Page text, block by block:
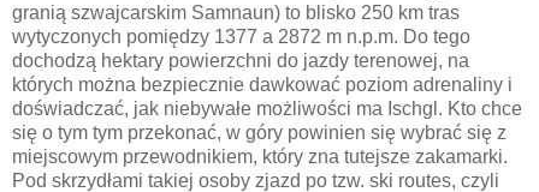
granią szwajcarskim Samnaun) to blisko 250 km tras
wytyczonych pomiędzy 1377 a 2872 m n.p.m. Do tego
dochodzą hektary powierzchni do jazdy terenowej, na
których można bezpiecznie dawkować poziom adrenaliny i
doświadczać, jak niebywałe możliwości ma Ischgl. Kto chce
się o tym tym przekonać, w góry powinien się wybrać się z
miejscowym przewodnikiem, który zna tutejsze zakamarki.
Pod skrzydłami takiej osoby zjazd po tzw. ski routes, czyli